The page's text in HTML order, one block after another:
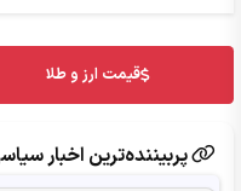
قیمت ارز و طلا
پربیننده‌ترین اخبار